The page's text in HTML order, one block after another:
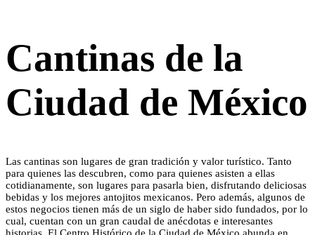
Cantinas de la
Ciudad de México
Las cantinas son lugares de gran tradición y valor turístico. Tanto
para quienes las descubren, como para quienes asisten a ellas
cotidianamente, son lugares para pasarla bien, disfrutando deliciosas
bebidas y los mejores antojitos mexicanos. Pero además, algunos de
estos negocios tienen más de un siglo de haber sido fundados, por lo
cual, cuentan con un gran caudal de anécdotas e interesantes